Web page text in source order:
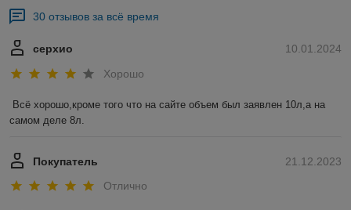
30 отзывов за всё время
10.01.2024
серхио
Хорошо
Всё хорошо,кроме того что на сайте объем был заявлен 10л,а на
самом деле 8л.
21.12.2023
Покупатель
Отлично